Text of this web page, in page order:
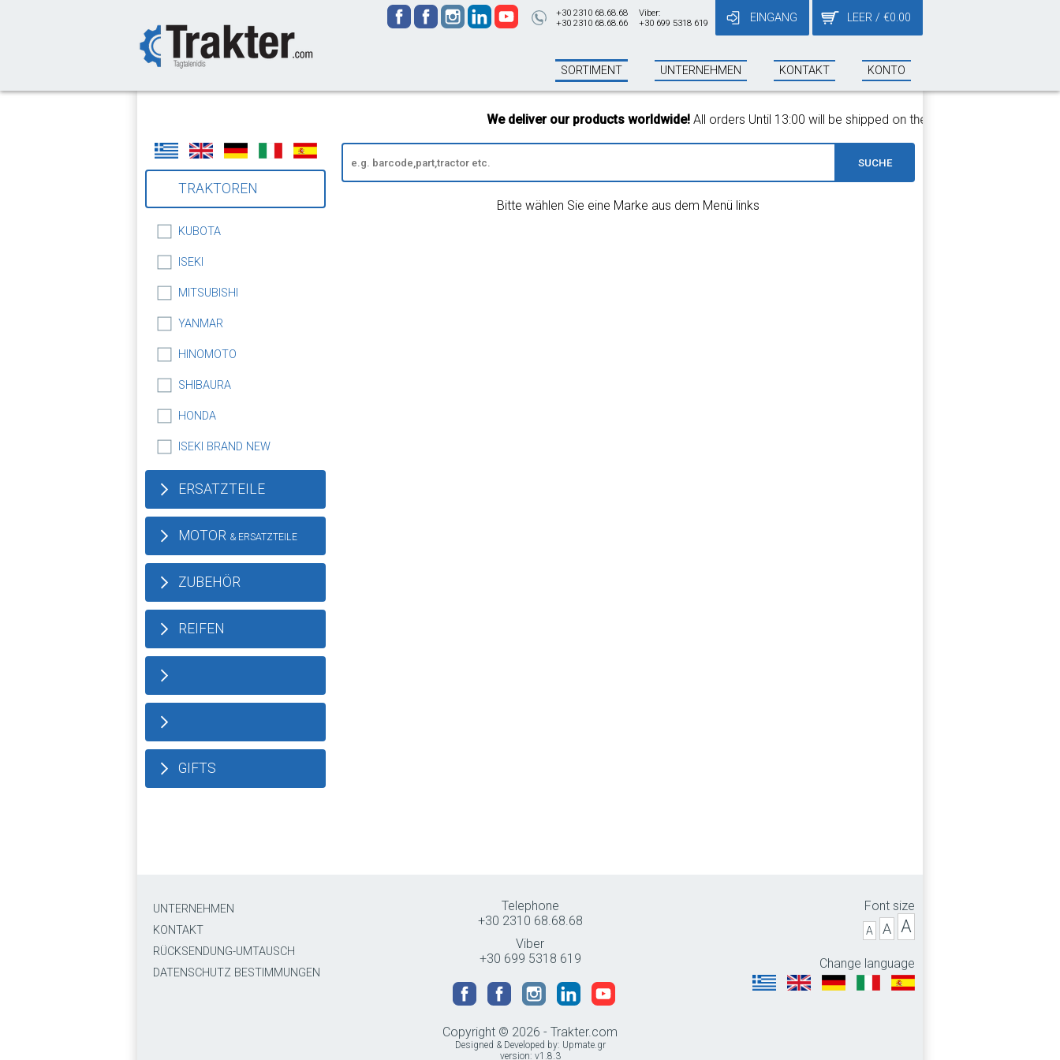
+30 2310 68.68.68
+30 2310 68.68.66
Viber:
+30 699 5318 619
EINGANG LEER / €0.00
SORTIMENT UNTERNEHMEN KONTAKT KONTO
We deliver our products worldwide!All orders Until 13:00 will be shipped on the same day!
TRAKTOREN
KUBOTA
ISEKI
MITSUBISHI
YANMAR
HINOMOTO
SHIBAURA
HONDA
ISEKI BRAND NEW
ERSATZTEILE
MOTOR & ERSATZTEILE
ZUBEHÖR
REIFEN
GIFTS
SUCHE
Bitte wählen Sie eine Marke aus dem Menü links
UNTERNEHMEN
KONTAKT
RÜCKSENDUNG-UMTAUSCH
DATENSCHUTZ BESTIMMUNGEN
Telephone
+30 2310 68.68.68
Viber
+30 699 5318 619
Copyright © 2026 - Trakter.com
Designed & Developed by: Upmate.gr
version: v1.8.3
Font size
A A A
Change language